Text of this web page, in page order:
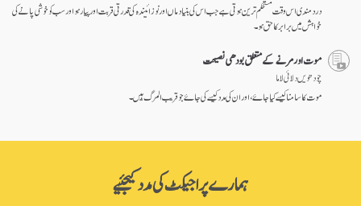
درد مندی اس وقت مستحکم ترین ہوتی ہے جب اس کی بنیاد ماں اور نوزائیندہ کی قدرتی قربت اور پیار ہو اور سب کو خوشی پانے کی
خواہش میں برابر کا حق ہو۔
موت اور مرنے کے متعلق بودھی نصیحت
چودھویں دلائی لاما
موت کا سامنا کیسے کیا جاۓ، اور ان کی مدد کیسے کی جاۓ جو قریب المرگ ہیں۔
ہمارے پراجیکٹ کی مدد کیجئیے